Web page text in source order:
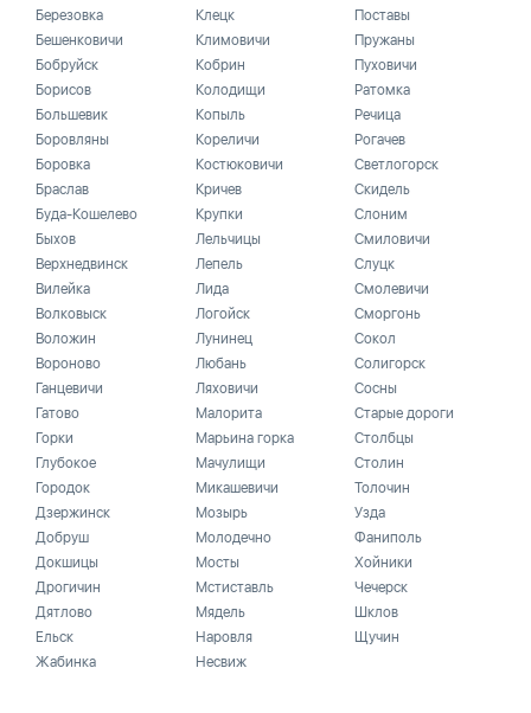
Березовка
Бешенковичи
Бобруйск
Борисов
Большевик
Боровляны
Боровка
Браслав
Буда-Кошелево
Быхов
Верхнедвинск
Вилейка
Волковыск
Воложин
Вороново
Ганцевичи
Гатово
Горки
Глубокое
Городок
Дзержинск
Добруш
Докшицы
Дрогичин
Дятлово
Ельск
Жабинка
Клецк
Климовичи
Кобрин
Колодищи
Копыль
Кореличи
Костюковичи
Кричев
Крупки
Лельчицы
Лепель
Лида
Логойск
Лунинец
Любань
Ляховичи
Малорита
Марьина горка
Мачулищи
Микашевичи
Мозырь
Молодечно
Мосты
Мстиставль
Мядель
Наровля
Несвиж
Поставы
Пружаны
Пуховичи
Ратомка
Речица
Рогачев
Светлогорск
Скидель
Слоним
Смиловичи
Слуцк
Смолевичи
Сморгонь
Сокол
Солигорск
Сосны
Старые дороги
Столбцы
Столин
Толочин
Узда
Фаниполь
Хойники
Чечерск
Шклов
Щучин